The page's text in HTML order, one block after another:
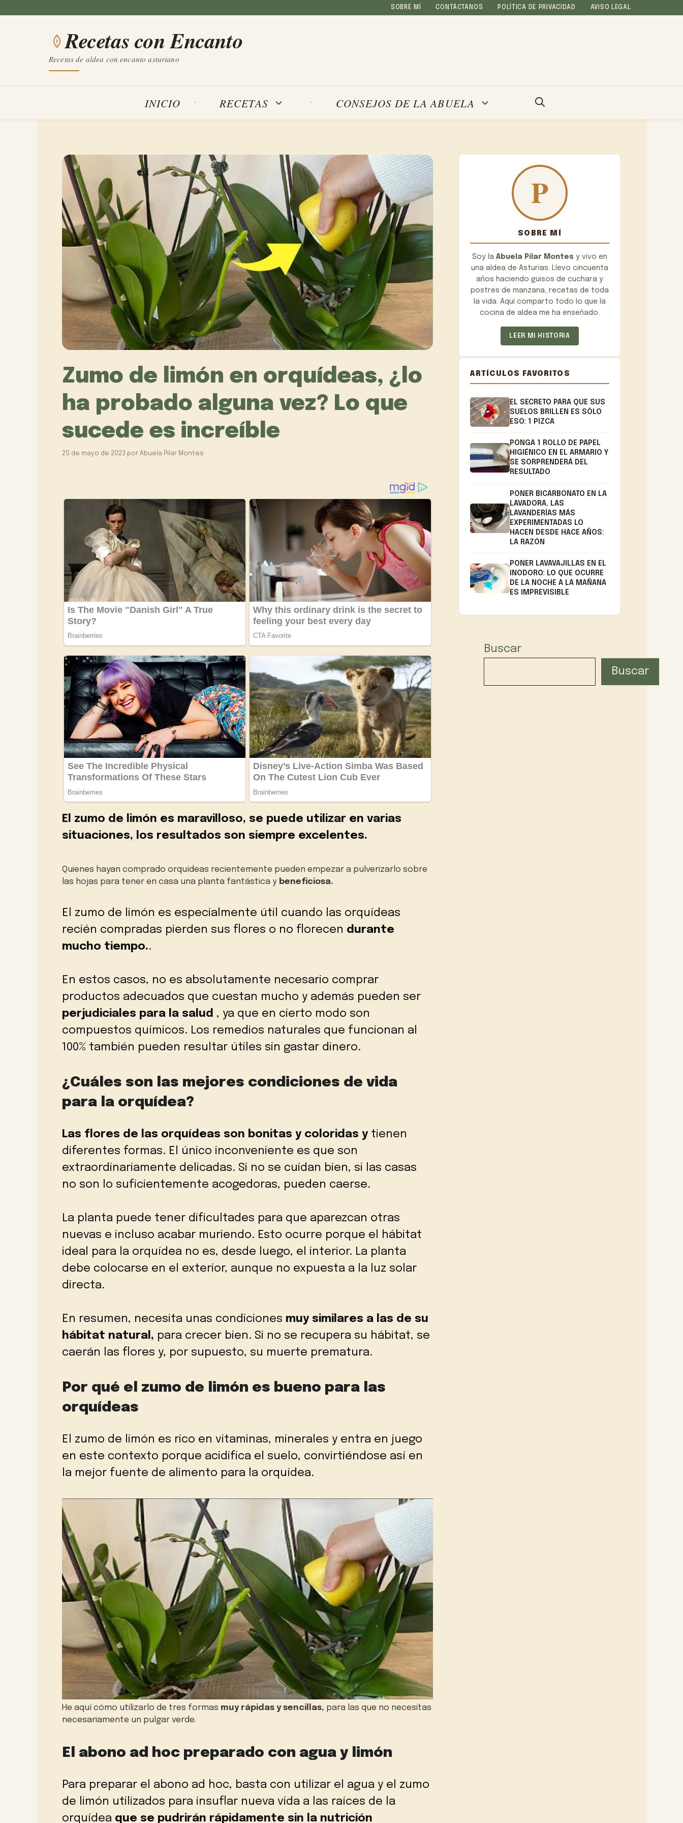
contenido
SOBRE MÍ CONTÁCTANOS POLÍTICA DE PRIVACIDAD AVISO LEGAL
Recetas con Encanto
Recetas de aldea con encanto asturiano
INICIO RECETAS CONSEJOS DE LA ABUELA
Zumo de limón en orquídeas, ¿lo
ha probado alguna vez? Lo que
sucede es increíble
20 de mayo de 2023 por Abuela Pilar Montes
El zumo de limón es maravilloso, se puede utilizar en varias
situaciones, los resultados son siempre excelentes.
Quienes hayan comprado orquídeas recientemente pueden empezar a pulverizarlo sobre
las hojas para tener en casa una planta fantástica y beneficiosa.
El zumo de limón es especialmente útil cuando las orquídeas
recién compradas pierden sus flores o no florecen durante
mucho tiempo..
En estos casos, no es absolutamente necesario comprar
productos adecuados que cuestan mucho y además pueden ser
perjudiciales para la salud , ya que en cierto modo son
compuestos químicos. Los remedios naturales que funcionan al
100% también pueden resultar útiles sin gastar dinero.
¿Cuáles son las mejores condiciones de vida
para la orquídea?
Las flores de las orquídeas son bonitas y coloridas y tienen
diferentes formas. El único inconveniente es que son
extraordinariamente delicadas. Si no se cuidan bien, si las casas
no son lo suficientemente acogedoras, pueden caerse.
La planta puede tener dificultades para que aparezcan otras
nuevas e incluso acabar muriendo. Esto ocurre porque el hábitat
ideal para la orquídea no es, desde luego, el interior. La planta
debe colocarse en el exterior, aunque no expuesta a la luz solar
directa.
En resumen, necesita unas condiciones muy similares a las de su
hábitat natural, para crecer bien. Si no se recupera su hábitat, se
caerán las flores y, por supuesto, su muerte prematura.
Por qué el zumo de limón es bueno para las
orquídeas
El zumo de limón es rico en vitaminas, minerales y entra en juego
en este contexto porque acidifica el suelo, convirtiéndose así en
la mejor fuente de alimento para la orquídea.
He aquí cómo utilizarlo de tres formas muy rápidas y sencillas, para las que no necesitas
necesariamente un pulgar verde.
El abono ad hoc preparado con agua y limón
Para preparar el abono ad hoc, basta con utilizar el agua y el zumo
de limón utilizados para insuflar nueva vida a las raíces de la
orquídea que se pudrirán rápidamente sin la nutrición
SOBRE MÍ
Soy la Abuela Pilar Montes y vivo en
una aldea de Asturias. Llevo cincuenta
años haciendo guisos de cuchara y
postres de manzana, recetas de toda
la vida. Aquí comparto todo lo que la
cocina de aldea me ha enseñado.
LEER MI HISTORIA
ARTÍCULOS FAVORITOS
EL SECRETO PARA QUE SUS
SUELOS BRILLEN ES SÓLO
ESO: 1 PIZCA
PONGA 1 ROLLO DE PAPEL
HIGIÉNICO EN EL ARMARIO Y
SE SORPRENDERÁ DEL
RESULTADO
PONER BICARBONATO EN LA
LAVADORA, LAS
LAVANDERÍAS MÁS
EXPERIMENTADAS LO
HACEN DESDE HACE AÑOS:
LA RAZÓN
PONER LAVAVAJILLAS EN EL
INODORO: LO QUE OCURRE
DE LA NOCHE A LA MAÑANA
ES IMPREVISIBLE
Buscar
Buscar